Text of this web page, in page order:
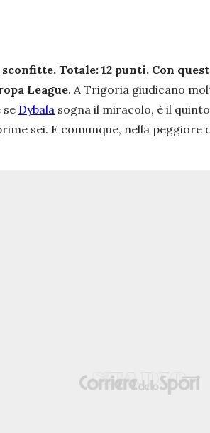
Totale: 12 punti. Con
League. A Trigoria giudicano
se Dybala sogna il miracolo, è il
sei. E comunque, nella